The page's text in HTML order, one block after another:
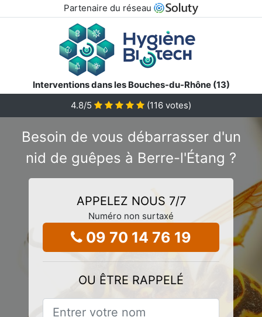
Partenaire du réseau
Interventions dans les Bouches-du-Rhône (13)
4.8/5 (116 votes)
Besoin de vous débarrasser d'un
nid de guêpes à Berre-l'Étang ?
APPELEZ NOUS 7/7
Numéro non surtaxé
09 70 14 76 19
OU ÊTRE RAPPELÉ